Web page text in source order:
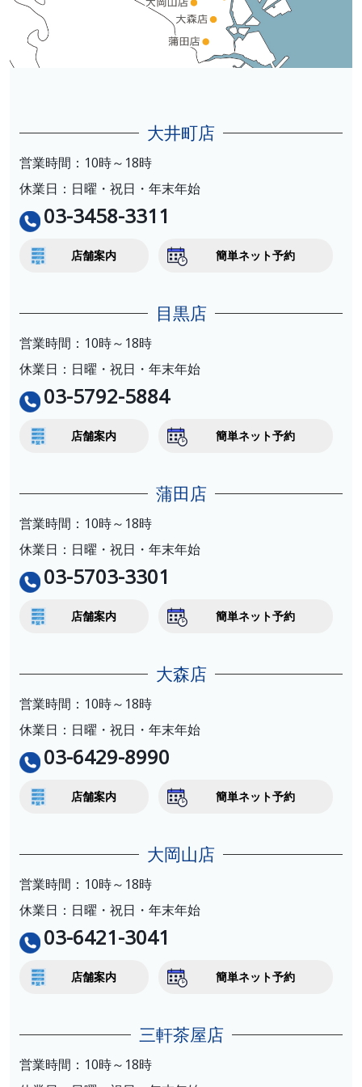
大井町店
営業時間：10時～18時
休業日：日曜・祝日・年末年始
03-3458-3311
店舗案内 簡単ネット予約
目黒店
営業時間：10時～18時
休業日：日曜・祝日・年末年始
03-5792-5884
店舗案内 簡単ネット予約
蒲田店
営業時間：10時～18時
休業日：日曜・祝日・年末年始
03-5703-3301
店舗案内 簡単ネット予約
大森店
営業時間：10時～18時
休業日：日曜・祝日・年末年始
03-6429-8990
店舗案内 簡単ネット予約
大岡山店
営業時間：10時～18時
休業日：日曜・祝日・年末年始
03-6421-3041
店舗案内 簡単ネット予約
三軒茶屋店
営業時間：10時～18時